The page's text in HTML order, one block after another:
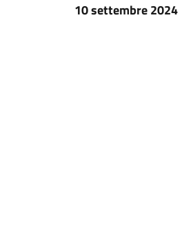
10 settembre 2024